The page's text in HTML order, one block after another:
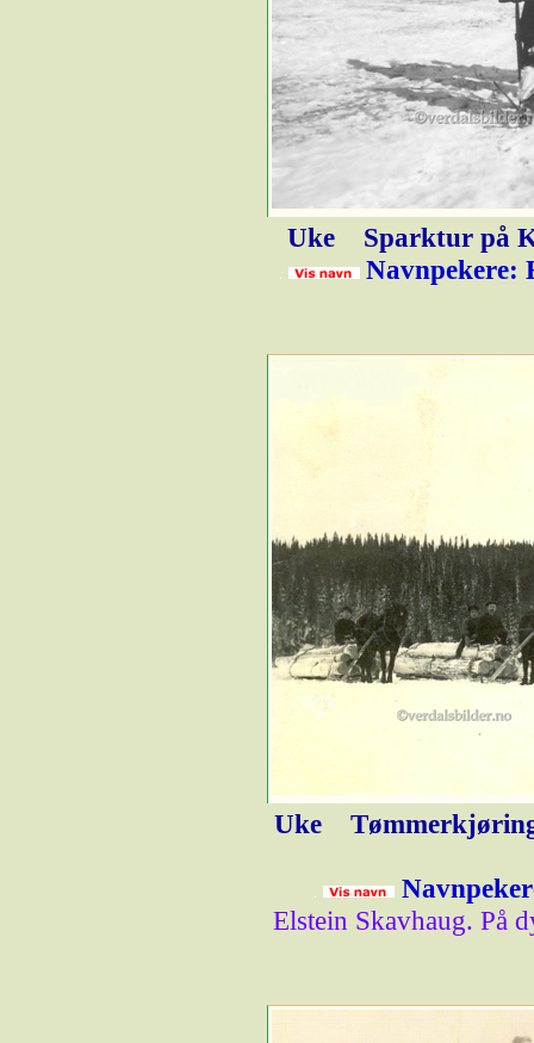
Uke
Sparktur på
Navnpekere:
Uke
Elstein Skavhaug. På